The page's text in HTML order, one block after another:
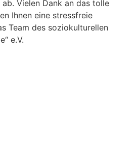
Vielen Dank an das tolle
Ihnen eine stressfreie
Team des soziokulturellen
e.V.